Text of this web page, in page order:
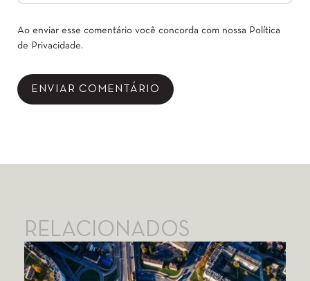
Ao enviar esse comentário você concorda com nossa Política
de Privacidade.
RELACIONADOS